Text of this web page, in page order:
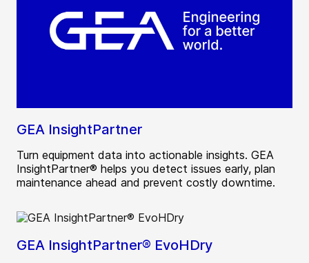
GEA InsightPartner
Turn equipment data into actionable insights. GEA
InsightPartner® helps you detect issues early, plan
maintenance ahead and prevent costly downtime.
GEA InsightPartner® EvoHDry